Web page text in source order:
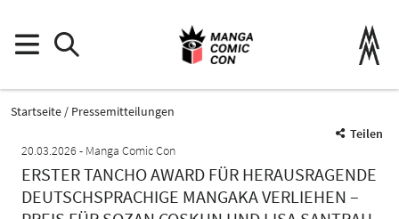
Startseite
Pressemitteilungen
Teilen
20.03.2026
Manga Comic Con
ERSTER TANCHO AWARD FÜR HERAUSRAGENDE
DEUTSCHSPRACHIGE MANGAKA VERLIEHEN –